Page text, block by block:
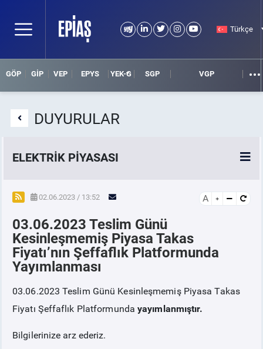
Türkçe
GÖP GİP VEP EPYS YEK-G SGP VGP
DUYURULAR
ELEKTRİK PİYASASI
SPOT ELEKTRİK PİYASALARI
ÖRNEK FİNANS BELGELERİ
VADELİ ELEKTRİK PİYASASI
PİYASAKAYITSÜRECİ
02.06.2023 / 13:52 A
03.06.2023 Teslim Günü
Kesinleşmemiş Piyasa Takas
Fiyatı’nın Şeffaflık Platformunda
Yayımlanması
03.06.2023 Teslim Günü Kesinleşmemiş Piyasa Takas
Fiyatı Şeffaflık Platformundayayımlanmıştır.
Bilgilerinize arz ederiz.